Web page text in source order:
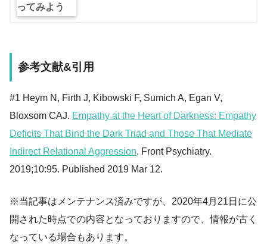
参考文献&引用
#1 Heym N, Firth J, Kibowski F, Sumich A, Egan V,
Bloxsom CAJ. Empathy at the Heart of Darkness: Empathy
Deficits That Bind the Dark Triad and Those That Mediate
Indirect Relational Aggression. Front Psychiatry.
2019;10:95. Published 2019 Mar 12.
※当記事はメンテナンス済みですが、2020年4月21日に公
開された時点での内容となっておりますので、情報が古く
なっている場合もあります。